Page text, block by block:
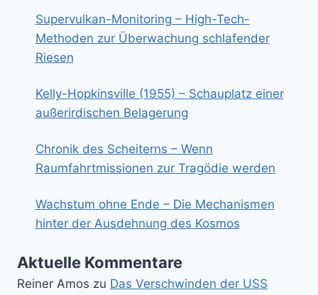
Supervulkan-Monitoring – High-Tech-
Methoden zur Überwachung schlafender
Riesen
Kelly-Hopkinsville (1955) – Schauplatz einer
außerirdischen Belagerung
Chronik des Scheiterns – Wenn
Raumfahrtmissionen zur Tragödie werden
Wachstum ohne Ende – Die Mechanismen
hinter der Ausdehnung des Kosmos
Aktuelle Kommentare
Reiner Amos zu Das Verschwinden der USS